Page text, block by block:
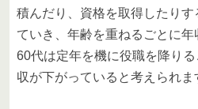
積んだり、資格を取得したり
ていき、年齢を重ねるごとに年
60代は定年を機に役職を降り
収が下がっていると考えられま